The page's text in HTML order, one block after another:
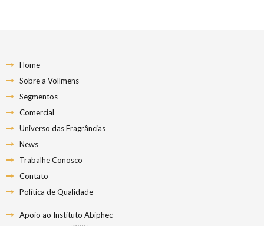
Home
Sobre a Vollmens
Segmentos
Comercial
Universo das Fragrâncias
News
Trabalhe Conosco
Contato
Política de Qualidade
Apoio ao Instituto Abiphec